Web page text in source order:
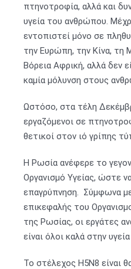
πτηνοτροφία, αλλά και
υγεία του ανθρώπου.
εντοπιστεί μόνο σε
την Ευρώπη, την Κίνα, τη
Βόρεια Αφρική, αλλά δεν
καμία μόλυνση στους
Ωστόσο, στα τέλη
εργαζόμενοι σε
θετικοί στον ιό γρίπης
Η Ρωσία ανέφερε το
Οργανισμό Υγείας, ώστε
επαγρύπνηση. Σύμφωνα
επικεφαλής του
της Ρωσίας, οι εργάτες
είναι όλοι καλά στην
Το στέλεχος Η5Ν8 είναι